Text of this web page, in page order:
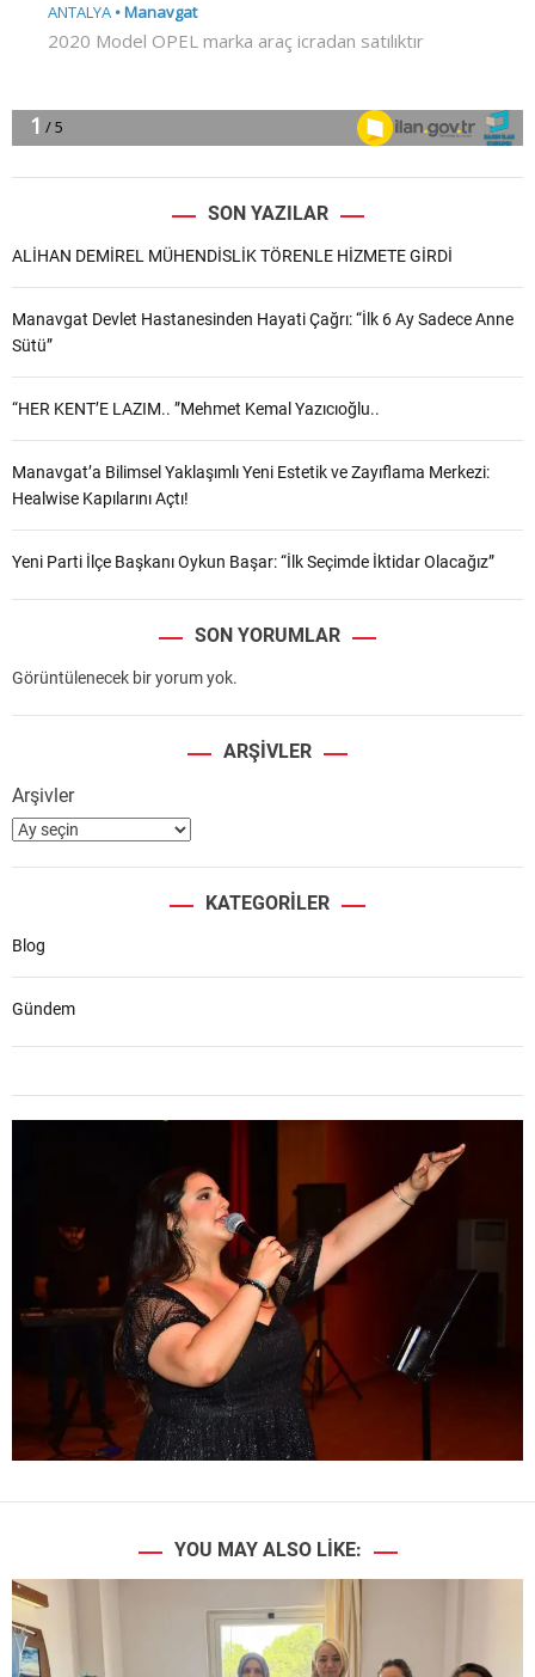
SON YAZILAR
ALİHAN DEMİREL MÜHENDİSLİK TÖRENLE HİZMETE GİRDİ
Manavgat Devlet Hastanesinden Hayati Çağrı: “İlk 6 Ay Sadece Anne
Sütü”
“HER KENT’E LAZIM.. ”Mehmet Kemal Yazıcıoğlu..
Manavgat’a Bilimsel Yaklaşımlı Yeni Estetik ve Zayıflama Merkezi:
Healwise Kapılarını Açtı!
Yeni Parti İlçe Başkanı Oykun Başar: “İlk Seçimde İktidar Olacağız”
SON YORUMLAR
Görüntülenecek bir yorum yok.
ARŞIVLER
Arşivler
KATEGORILER
Blog
Gündem
YOU MAY ALSO LIKE: